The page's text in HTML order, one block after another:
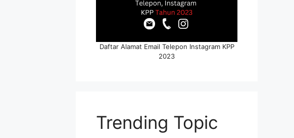
Daftar Alamat Email Telepon Instagram KPP
2023
Trending Topic